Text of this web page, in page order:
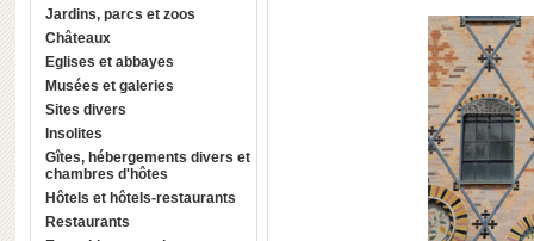
Jardins, parcs et zoos
Châteaux
Eglises et abbayes
Musées et galeries
Sites divers
Insolites
Gîtes, hébergements divers et
chambres d'hôtes
Hôtels et hôtels-restaurants
Restaurants